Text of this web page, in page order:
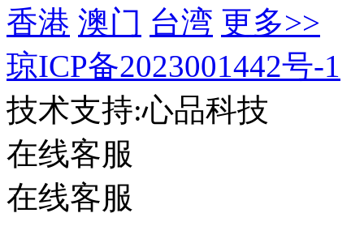
香港 澳门 台湾 更多>>
琼ICP备2023001442号-1
技术支持:心品科技
在线客服
在线客服